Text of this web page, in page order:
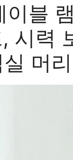
블
시력
머